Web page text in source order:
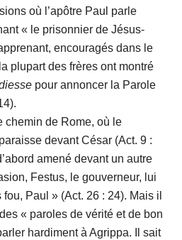
où l’apôtre Paul parle
« le prisonnier de Jésus-
encouragés dans le
plupart des frères ont montré
pour annoncer la Parole
de Rome, où le
devant César (Act. 9 :
amené devant un autre
Festus, le gouverneur, lui
Paul » (Act. 26 : 24). Mais il
« paroles de vérité et de bon
hardiment à Agrippa. Il sait